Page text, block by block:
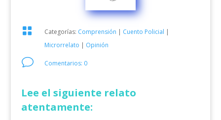
 Categorías: Comprensión | Cuento Policial |
Microrrelato | Opinión
v Comentarios: 0
Lee el siguiente relato
atentamente: